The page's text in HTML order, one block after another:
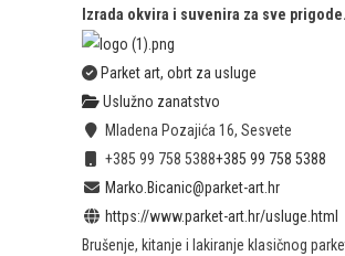
Izrada okvira i suvenira za sve prigode.
Parket art, obrt za usluge
Uslužno zanatstvo
Mladena Pozajića 16, Sesvete
+385 99 758 5388+385 99 758 5388
Marko.Bicanic@parket-art.hr
https://www.parket-art.hr/usluge.html
Brušenje, kitanje i lakiranje klasičnog